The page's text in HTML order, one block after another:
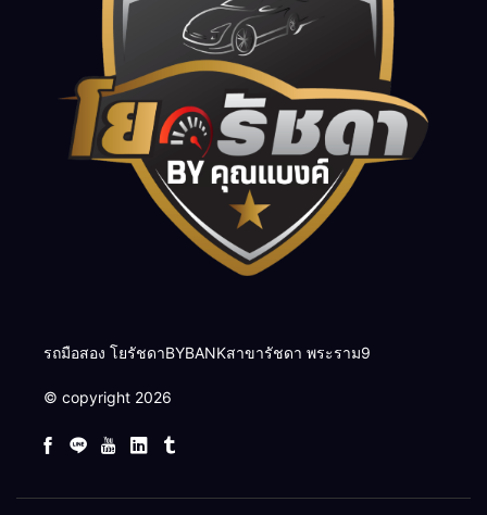
รถมือสอง โยรัชดาBYBANKสาขารัชดา พระราม9
© copyright 2026